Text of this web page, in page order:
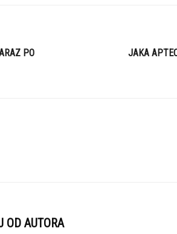
PO
JAKA
OD AUTORA